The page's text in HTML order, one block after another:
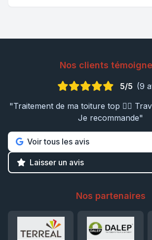
Nos clients
5/5 (9
"Traitement de ma toiture top 👍🏼
Je recommande"
Voir tous les avis
Laisser un avis
Nos partenaires